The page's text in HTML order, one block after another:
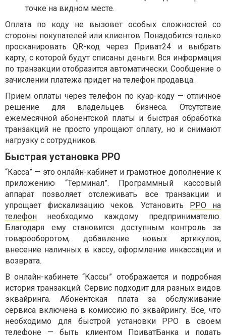
точке на видном месте.
Оплата по коду не вызовет особых сложностей со
стороны покупателей или клиентов. Понадобится только
просканировать QR-код через Приват24 и выбрать
карту, с которой будут списаны деньги. Вся информация
по транзакции отобразится автоматически. Сообщение о
зачислении платежа придет на телефон продавца.
Прием оплаты через телефон по куар-коду — отличное
решение для владельцев бизнеса. Отсутствие
ежемесячной абонентской платы и быстрая обработка
транзакций не просто упрощают оплату, но и снимают
нагрузку с сотрудников.
Быстрая установка PPO
“Касса” — это онлайн-кабинет и грамотное дополнение к
приложению “Терминал”. Программный кассовый
аппарат позволяет отслеживать все транзакции и
упрощает фискализацию чеков. Установить
PPO на
телефон необходимо каждому предпринимателю.
Благодаря ему становится доступным контроль за
товарооборотом, добавление новых артикулов,
внесение наличных в кассу, оформление инкассации и
возврата.
В онлайн-кабинете “Кассы” отображается и подробная
история транзакций. Сервис подходит для разных видов
эквайринга. Абонентская плата за обслуживание
сервиса включена в комиссию по эквайрингу. Все, что
необходимо для быстрой установки PPO в своем
телефоне — быть клиентом ПриватБанка и подать